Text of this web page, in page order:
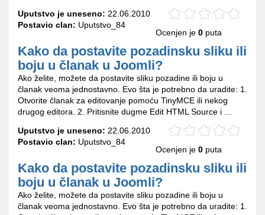
Uputstvo je uneseno: 22.06.2010
Postavio clan: Uputstvo_84
Ocenjen je 0 puta
Kako da postavite pozadinsku sliku ili
boju u članak u Joomli?
Ako želite, možete da postavite sliku pozadine ili boju u
članak veoma jednostavno. Evo šta je potrebno da uradite: 1.
Otvorite članak za editovanje pomoću TinyMCE ili nekog
drugog editora. 2. Pritisnite dugme Edit HTML Source i ...
Uputstvo je uneseno: 22.06.2010
Postavio clan: Uputstvo_84
Ocenjen je 0 puta
Kako da postavite pozadinsku sliku ili
boju u članak u Joomli?
Ako želite, možete da postavite sliku pozadine ili boju u
članak veoma jednostavno. Evo šta je potrebno da uradite: 1.